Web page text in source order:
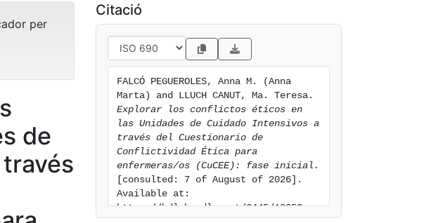
per
de
Citació
FALCÓ PEGUEROLES, Anna M. (Anna
Explorar los conflictos éticos en
las Unidades de Cuidado Intensivos a
través del Cuestionario de
Conflictividad Ética para
enfermeras/os (CuCEE): fase inicial.
[consulted: 7 of August of 2026].
Available at:
https://hdl.handle.net/2445/18350